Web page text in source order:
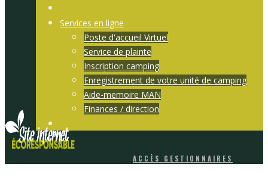
Services en ligne
Poste d'accueil Virtuel
Service de plainte
Inscription camping
Enregistrement de votre unité de camping
Aide-memoire MAN
Finances / direction
ACCÈS GESTIONNAIRES